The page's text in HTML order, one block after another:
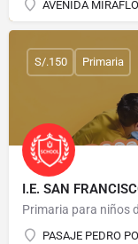
AVENIDA
I.E. SAN
Primaria para niños
PASAJE PEDRO
S/.150 Primaria